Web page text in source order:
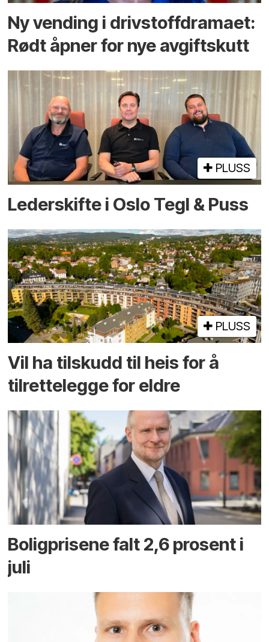
Ny vending i drivstoffdramaet:
Rødt åpner for nye avgiftskutt
PLUSS
Lederskifte i Oslo Tegl & Puss
PLUSS
Vil ha tilskudd til heis for å
tilrettelegge for eldre
Boligprisene falt 2,6 prosent i
juli